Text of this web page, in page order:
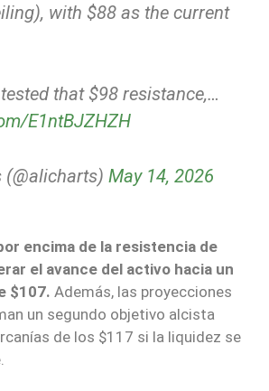
with $88 as the current
that $98 resistance,…
E1ntBJZHZH
May 14, 2026
encima de la resistencia de
el avance del activo hacia un
$107. Además, las proyecciones
un segundo objetivo alcista
de los $117 si la liquidez se